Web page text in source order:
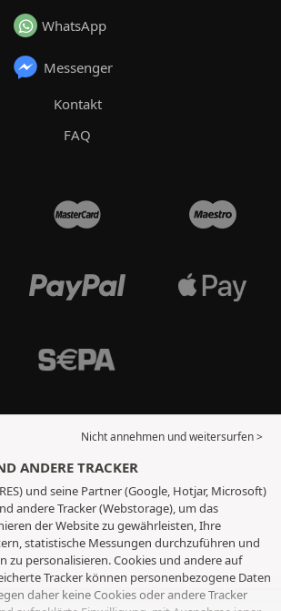
WhatsApp
Messenger
Kontakt
FAQ
Nicht annehmen und weitersurfen >
ANDERE TRACKER
und seine Partner (Google, Hotjar, Microsoft)
andere Tracker (Webstorage), um das
der Website zu gewährleisten, Ihre
statistische Messungen durchzuführen und
zu personalisieren. Cookies und andere auf
Tracker können personenbezogene Daten
daher keine Cookies oder andere Tracker